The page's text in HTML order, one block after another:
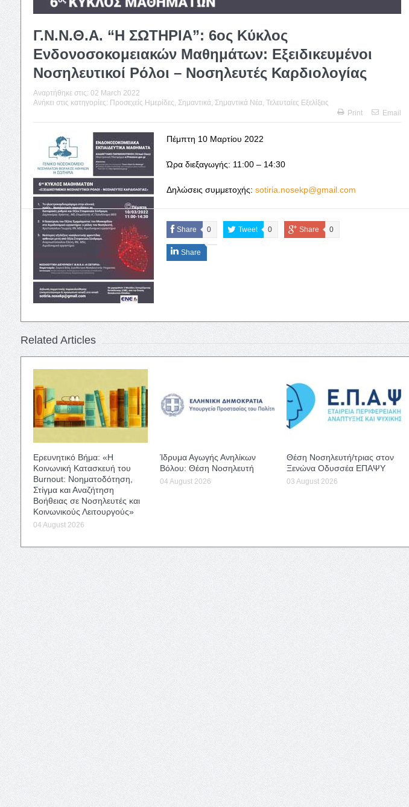
Γ.Ν.Ν.Θ.Α. “Η ΣΩΤΗΡΙΑ”: 6ος Κύκλος
Ενδονοσοκομειακών Μαθημάτων: Εξειδικευμένοι
Νοσηλευτικοί Ρόλοι – Νοσηλευτές Καρδιολογίας
Αναρτήθηκε στις: 02 March 2022
Ανήκει στις κατηγορίες: Προσεχείς Ημερίδες Σημαντικά Σημαντικά Νέα Τελευταίες Εξελίξεις
Print
Email
Πέμπτη 10 Μαρτίου 2022
Ώρα διεξαγωγής: 11:00 – 14:30
Δηλώσεις συμμετοχής: sotiria.nosekp@gmail.com
Share 0 Tweet 0 Share 0
Share
Related Articles
Ερευνητικό Βήμα: «Η
Κοινωνική Κατασκευή του
Burnout: Νοηματοδότηση,
Στίγμα και Αναζήτηση
Βοήθειας σε Νοσηλευτές και
Κοινωνικούς Λειτουργούς»
04 August 2026
Ίδρυμα Αγωγής Ανηλίκων
Βόλου: Θέση Νοσηλευτή
04 August 2026
Θέση Νοσηλευτή/τριας στον
Ξενώνα Οδυσσέα ΕΠΑΨΥ
03 August 2026